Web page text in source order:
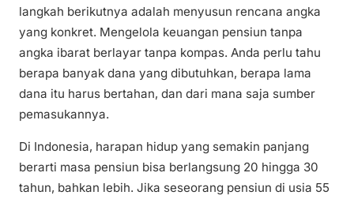
langkah berikutnya adalah menyusun rencana angka
yang konkret. Mengelola keuangan pensiun tanpa
angka ibarat berlayar tanpa kompas. Anda perlu tahu
berapa banyak dana yang dibutuhkan, berapa lama
dana itu harus bertahan, dan dari mana saja sumber
pemasukannya.
Di Indonesia, harapan hidup yang semakin panjang
berarti masa pensiun bisa berlangsung 20 hingga 30
tahun, bahkan lebih. Jika seseorang pensiun di usia 55